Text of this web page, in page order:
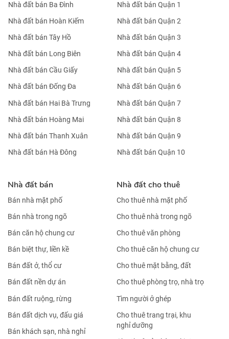
Nhà đất bán Ba Đình
Nhà đất bán Hoàn Kiếm
Nhà đất bán Tây Hồ
Nhà đất bán Long Biên
Nhà đất bán Cầu Giấy
Nhà đất bán Đống Đa
Nhà đất bán Hai Bà Trưng
Nhà đất bán Hoàng Mai
Nhà đất bán Thanh Xuân
Nhà đất bán Hà Đông
Nhà đất bán Quận 1
Nhà đất bán Quận 2
Nhà đất bán Quận 3
Nhà đất bán Quận 4
Nhà đất bán Quận 5
Nhà đất bán Quận 6
Nhà đất bán Quận 7
Nhà đất bán Quận 8
Nhà đất bán Quận 9
Nhà đất bán Quận 10
Nhà đất bán
Bán nhà mặt phố
Bán nhà trong ngõ
Bán căn hộ chung cư
Bán biệt thự, liền kề
Bán đất ở, thổ cư
Bán đất nền dự án
Bán đất ruộng, rừng
Bán đất dịch vụ, đấu giá
Bán khách sạn, nhà nghỉ
Nhà đất cho thuê
Cho thuê nhà mặt phố
Cho thuê nhà trong ngõ
Cho thuê văn phòng
Cho thuê căn hộ chung cư
Cho thuê mặt bằng, đất
Cho thuê phòng trọ, nhà trọ
Tìm người ở ghép
Cho thuê trang trại, khu
nghỉ dưỡng